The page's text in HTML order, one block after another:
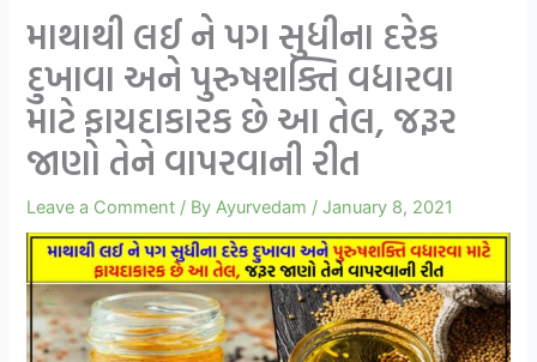
માથાથી લઈ ને પગ સુધીના દરેક
દુખાવા અને પુરુષશક્તિ વધારવા
માટે ફાયદાકારક છે આ તેલ, જરૂર
જાણો તેને વાપરવાની રીત
Leave a Comment / ByAyurvedam /January 8, 2021